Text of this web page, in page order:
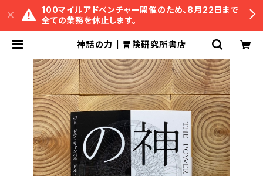
100マイルアドベンチャー開催のため、8月22日まで
全ての業務を休止します。
神話の力 | 冒険研究所書店